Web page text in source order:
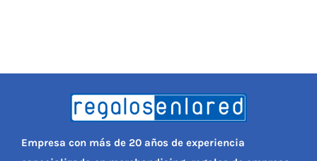
Empresa con más de 20 años de experiencia